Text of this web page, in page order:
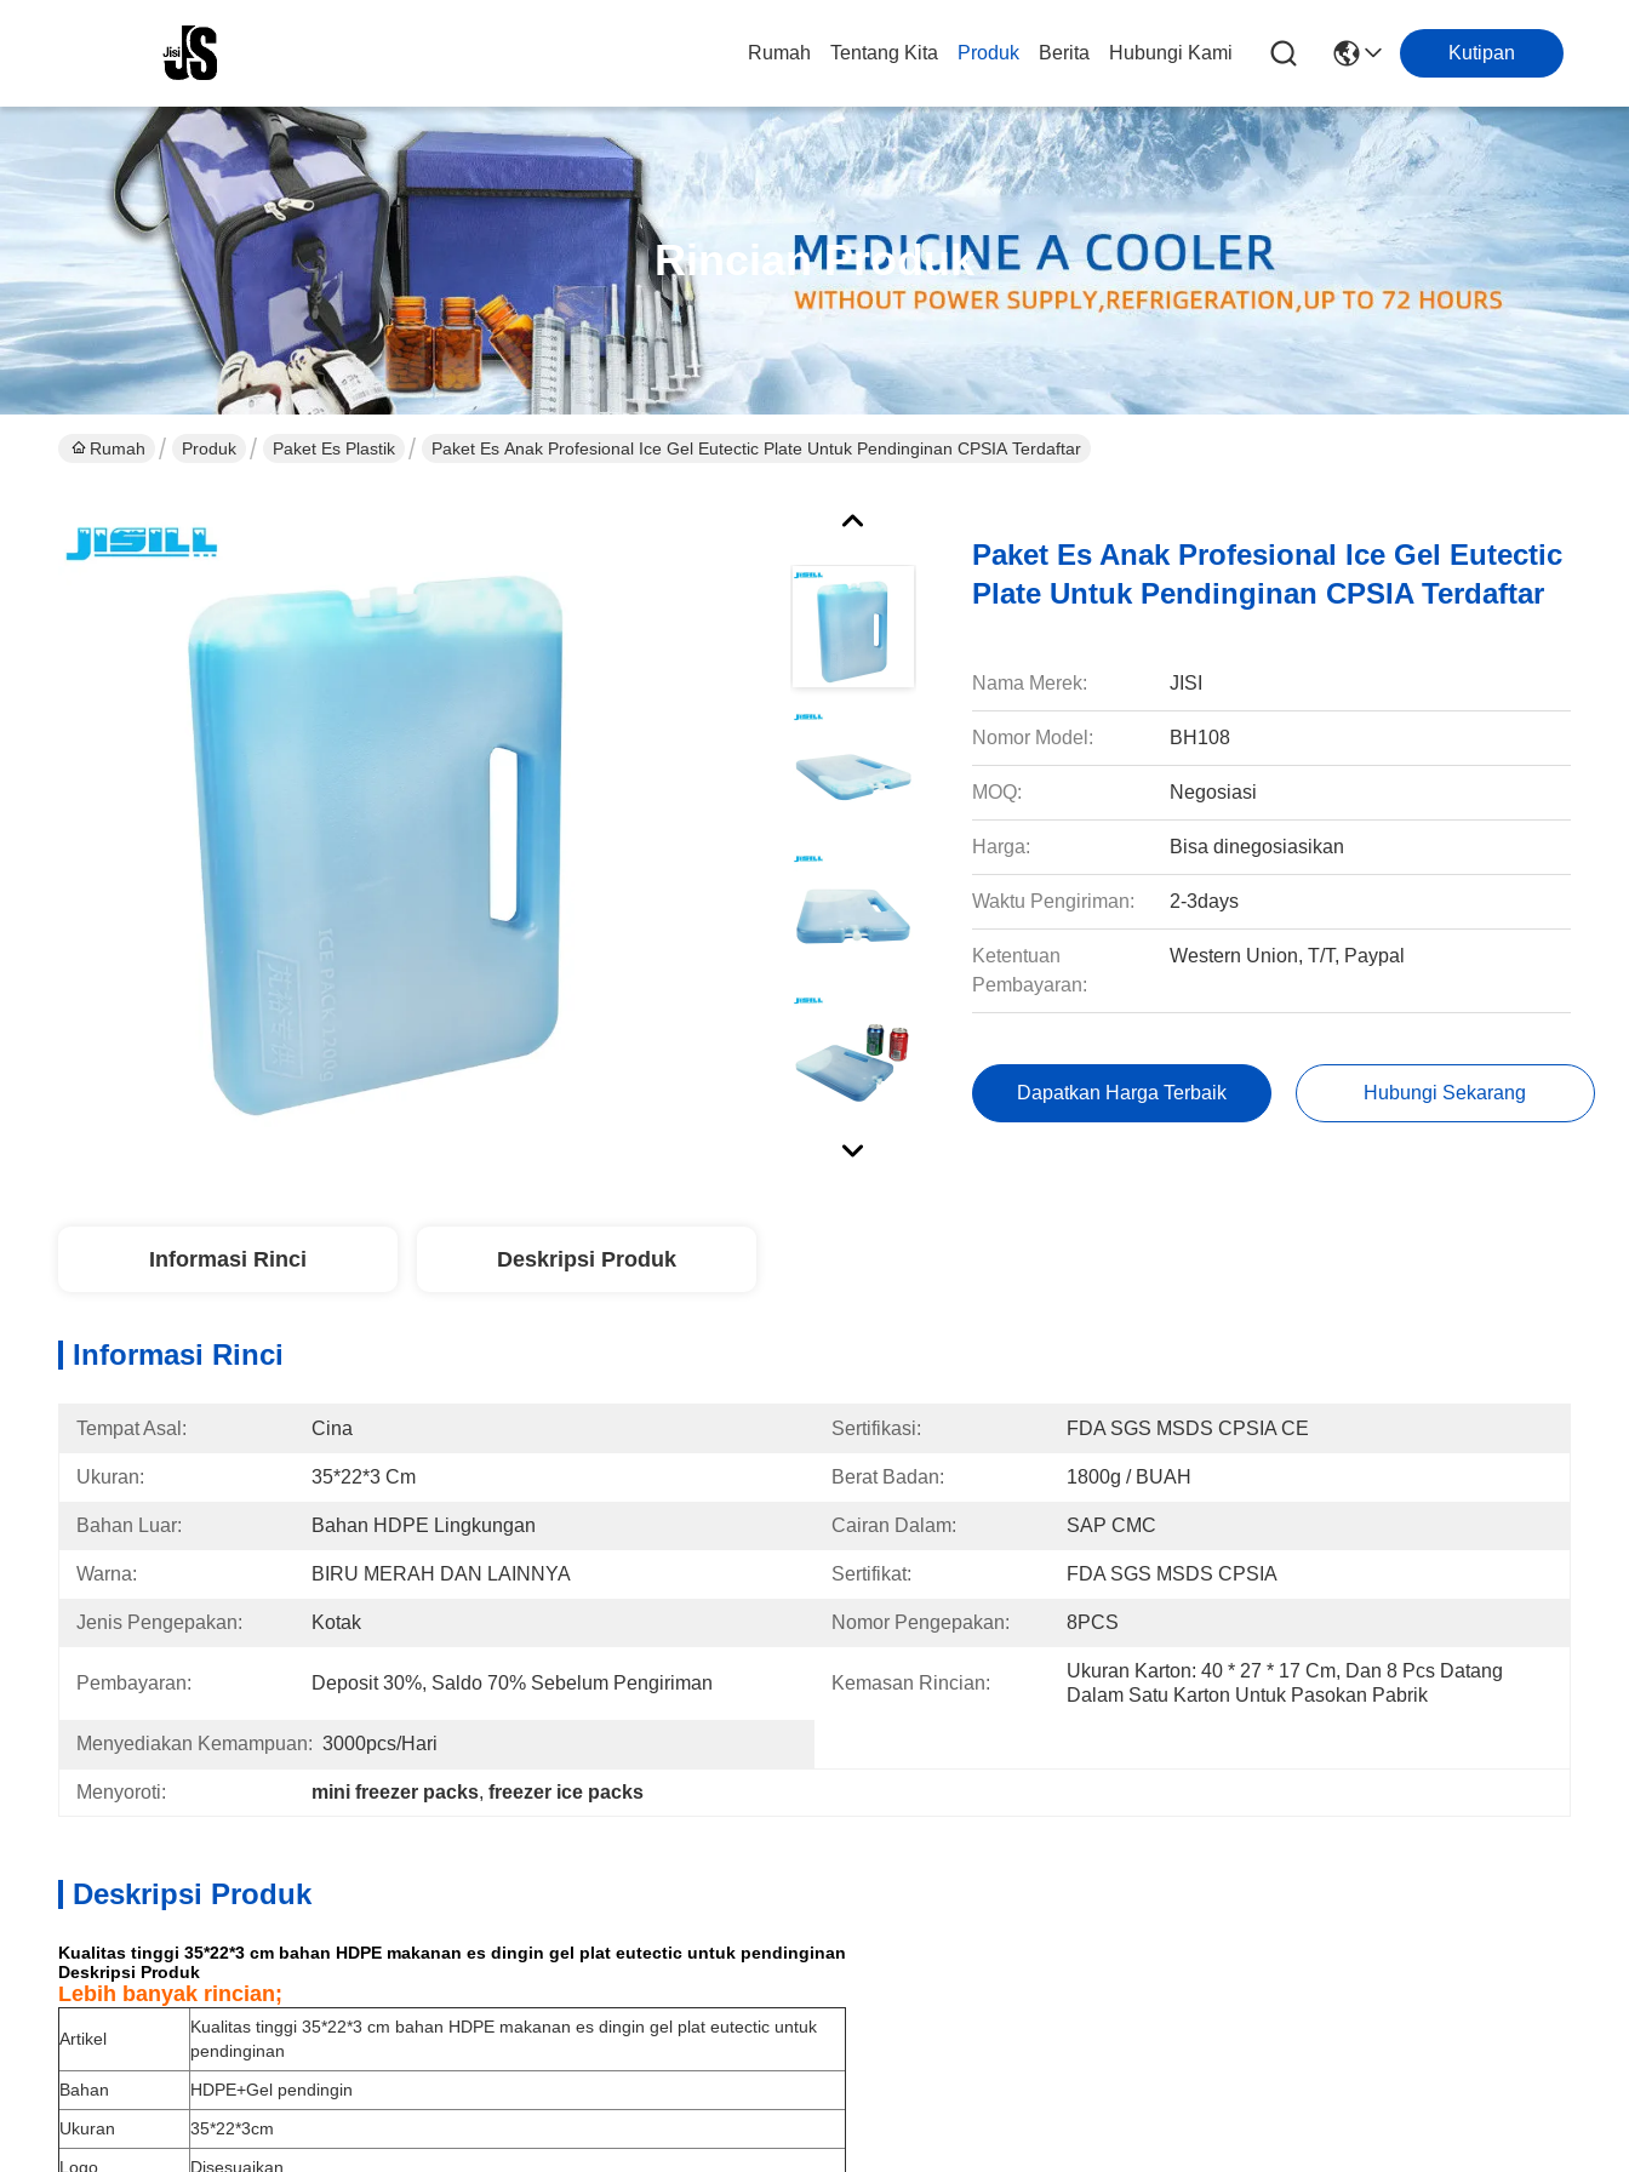
Rumah Tentang Kita Produk Berita Hubungi Kami Kutipan
Rincian Produk
Rumah Produk Paket Es Plastik Paket Es Anak Profesional Ice Gel Eutectic Plate Untuk Pendinginan CPSIA Terdaftar
Paket Es Anak Profesional Ice Gel Eutectic
Plate Untuk Pendinginan CPSIA Terdaftar
Nama Merek: JISI
Nomor Model: BH108
MOQ: Negosiasi
Harga: Bisa dinegosiasikan
Waktu Pengiriman: 2-3days
Ketentuan
Pembayaran:
Western Union, T/T, Paypal
Dapatkan Harga Terbaik Hubungi Sekarang
Informasi Rinci Deskripsi Produk
Informasi Rinci
Tempat Asal: Cina Sertifikasi: FDA SGS MSDS CPSIA CE
Ukuran: 35*22*3 Cm Berat Badan: 1800g / BUAH
Bahan Luar: Bahan HDPE Lingkungan Cairan Dalam: SAP CMC
Warna: BIRU MERAH DAN LAINNYA Sertifikat: FDA SGS MSDS CPSIA
Jenis Pengepakan: Kotak Nomor Pengepakan: 8PCS
Pembayaran: Deposit 30%, Saldo 70% Sebelum Pengiriman Kemasan Rincian:
Ukuran Karton: 40 * 27 * 17 Cm, Dan 8 Pcs Datang
Dalam Satu Karton Untuk Pasokan Pabrik
Menyediakan Kemampuan: 3000pcs/hari
Menyoroti: mini freezer packs, freezer ice packs
Deskripsi Produk
Kualitas tinggi 35*22*3 cm bahan HDPE makanan es dingin gel plat eutectic untuk pendinginan
Deskripsi Produk
Lebih banyak rincian;
Artikel
Kualitas tinggi 35*22*3 cm bahan HDPE makanan es dingin gel plat eutectic untuk
pendinginan
Bahan
HDPE+Gel pendingin
Ukuran
35*22*3cm
Logo
Disesuaikan